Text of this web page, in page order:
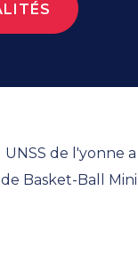
de l'yonne
Basket-Ball